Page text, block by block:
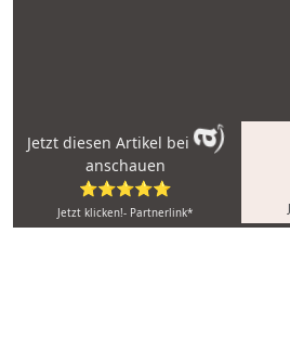
Jetzt diesen Artikel bei
anschauen
⭐⭐⭐⭐⭐
Jetzt klicken!- Partnerlink*